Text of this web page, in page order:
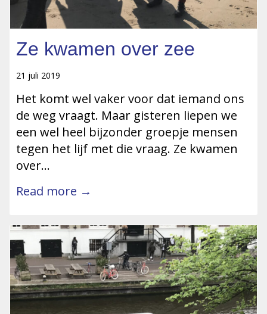
Ze kwamen over zee
21 juli 2019
Het komt wel vaker voor dat iemand ons
de weg vraagt. Maar gisteren liepen we
een wel heel bijzonder groepje mensen
tegen het lijf met die vraag. Ze kwamen
over…
Read more →